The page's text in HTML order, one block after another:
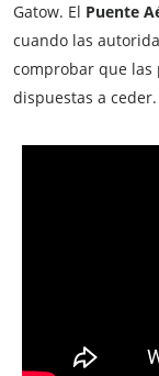
Gatow. El Puente
cuando las
comprobar que las
dispuestas a ceder.